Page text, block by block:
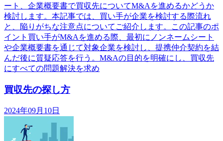
ート、企業概要書で買収先についてM&Aを進めるかどうか
検討します。本記事では、買い手が企業を検討する際流れ
と、陥りがちな注意点についてご紹介します。この記事のポ
イント買い手がM&Aを進める際、最初にノンネームシート
や企業概要書を通じて対象企業を検討し、提携仲介契約を結
んだ後に質疑応答を行う。M&Aの目的を明確にし、買収先
にすべての問題解決を求め
買収先の探し方
2024年09月10日